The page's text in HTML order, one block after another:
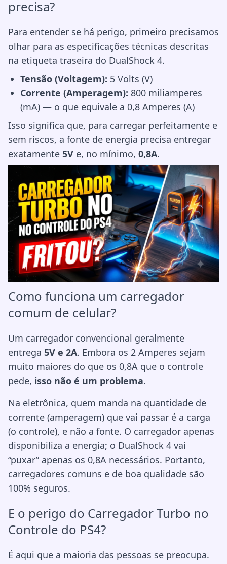
precisa?
Para entender se há perigo, primeiro precisamos
olhar para as especificações técnicas descritas
na etiqueta traseira do DualShock 4.
Tensão (Voltagem): 5 Volts (V)
Corrente (Amperagem): 800 miliamperes
(mA) — o que equivale a 0,8 Amperes (A)
Isso significa que, para carregar perfeitamente e
sem riscos, a fonte de energia precisa entregar
exatamente 5V e, no mínimo, 0,8A.
Como funciona um carregador
comum de celular?
Um carregador convencional geralmente
entrega 5V e 2A. Embora os 2 Amperes sejam
muito maiores do que os 0,8A que o controle
pede, isso não é um problema.
Na eletrônica, quem manda na quantidade de
corrente (amperagem) que vai passar é a carga
(o controle), e não a fonte. O carregador apenas
disponibiliza a energia; o DualShock 4 vai
“puxar” apenas os 0,8A necessários. Portanto,
carregadores comuns e de boa qualidade são
100% seguros.
E o perigo do Carregador Turbo no
Controle do PS4?
É aqui que a maioria das pessoas se preocupa.